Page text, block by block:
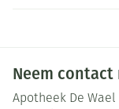
Neem contact
Apotheek De Wael